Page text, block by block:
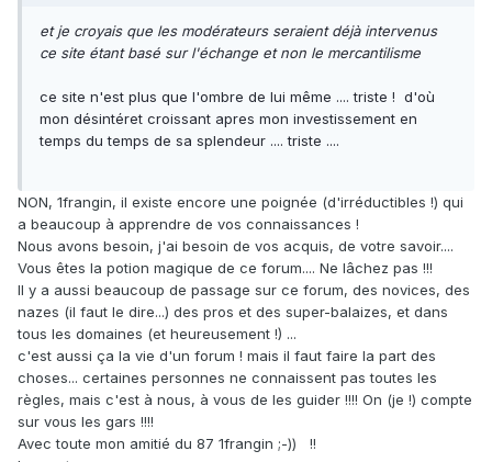
et je croyais que les modérateurs seraient déjà intervenus
ce site étant basé sur l'échange et non le mercantilisme
ce site n'est plus que l'ombre de lui même .... triste ! d'où
mon désintéret croissant apres mon investissement en
temps du temps de sa splendeur .... triste ....
NON, 1frangin, il existe encore une poignée (d'irréductibles !) qui
a beaucoup à apprendre de vos connaissances !
Nous avons besoin, j'ai besoin de vos acquis, de votre savoir....
Vous êtes la potion magique de ce forum.... Ne lâchez pas !!!
Il y a aussi beaucoup de passage sur ce forum, des novices, des
nazes (il faut le dire...) des pros et des super-balaizes, et dans
tous les domaines (et heureusement !) ...
c'est aussi ça la vie d'un forum ! mais il faut faire la part des
choses... certaines personnes ne connaissent pas toutes les
règles, mais c'est à nous, à vous de les guider !!!! On (je !) compte
sur vous les gars !!!!
Avec toute mon amitié du 87 1frangin ;-)) !!